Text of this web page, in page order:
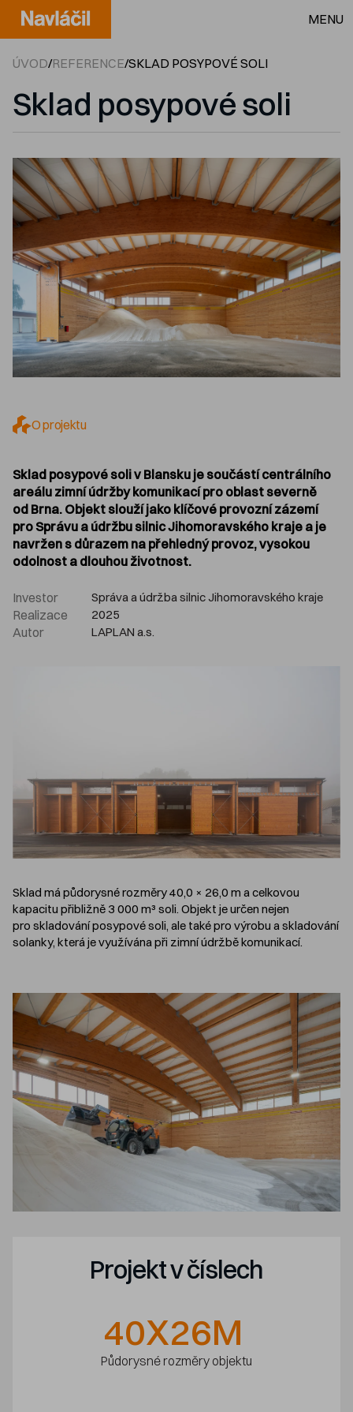
MENU
ÚVOD/REFERENCE/SKLAD POSYPOVÉ SOLI
Sklad posypové soli
O projektu
Sklad posypové soli v Blansku je součástí centrálního
areálu zimní údržby komunikací pro oblast severně
od Brna. Objekt slouží jako klíčové provozní zázemí
pro Správu a údržbu silnic Jihomoravského kraje a je
navržen s důrazem na přehledný provoz, vysokou
odolnost a dlouhou životnost.
Investor Správa a údržba silnic Jihomoravského kraje
Realizace 2025
Autor LAPLAN a.s.
Sklad má půdorysné rozměry 40,0 × 26,0 m a celkovou
kapacitu přibližně 3 000 m³ soli. Objekt je určen nejen
pro skladování posypové soli, ale také pro výrobu a skladování
solanky, která je využívána při zimní údržbě komunikací.
Projekt v číslech
40X26M
Půdorysné rozměry objektu